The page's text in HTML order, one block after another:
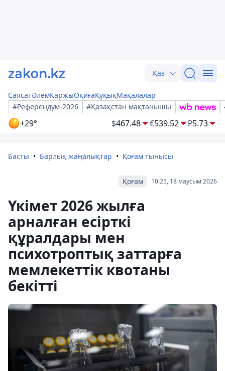
Қаз
СаясатӘлемҚаржыОқиғаҚұқықМақалалар
#Референдум-2026
#Қазақстан мақтанышы
+29° $467.48 €539.52 ₽5.73
Басты Барлық жаңалықтар Қоғам тынысы
10:25, 18 маусым 2026
Қоғам
Үкімет 2026 жылға
арналған есірткі
құралдары мен
психотроптық заттарға
мемлекеттік квотаны
бекітті